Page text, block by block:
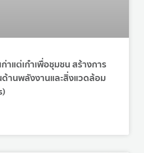
าแต่เก๋าเพื่อชุมชน สร้างการ
นพลังงานและสิ่งแวดล้อม